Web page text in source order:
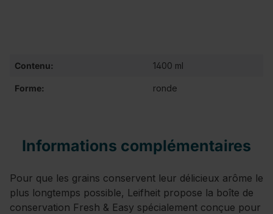
Contenu: 1400 ml
Forme: ronde
Informations complémentaires
Pour que les grains conservent leur délicieux arôme le
plus longtemps possible, Leifheit propose la boîte de
conservation Fresh & Easy spécialement conçue pour